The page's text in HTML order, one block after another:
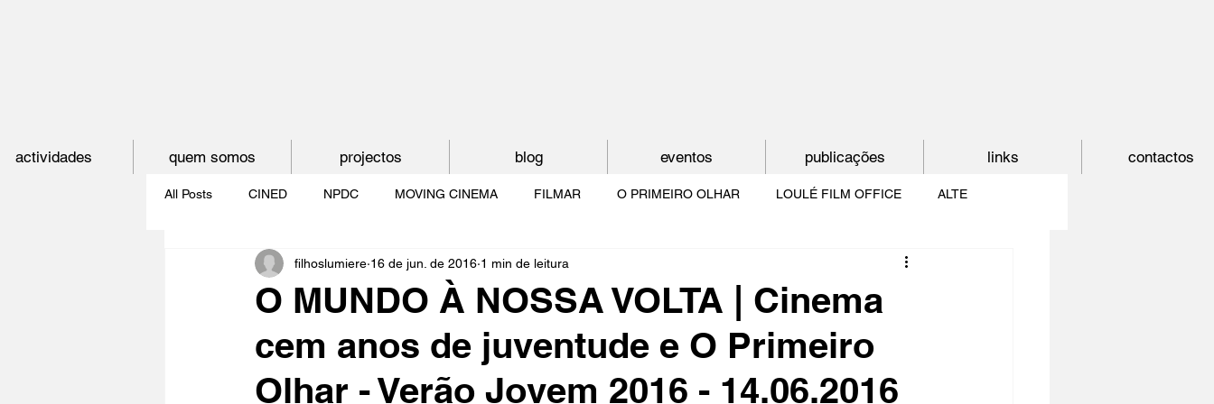
All Posts CINED NPDC MOVING CINEMA FILMAR O PRIMEIRO OLHAR LOULÉ FILM OFFICE ALTE
O CINEMA, CEM ANOS DE JUVENTUDE O MUNDO À NOSSA VOLTA SHORTCUT
CINECLUBE DAS GAIVOTAS O CINEMA POR DENTRO CRESCER COM O CINEMA NO PAÍS DO CINEMA
O MUNDO À NOSSA VOLTA | Cinema
cem anos de juventude e O Primeiro
Olhar - Verão Jovem 2016 - 14.06.2016
filhoslumiere 16 de jun. de 2016 1 min de leitura
actividades quem somos projectos blog eventos publicações links contactos